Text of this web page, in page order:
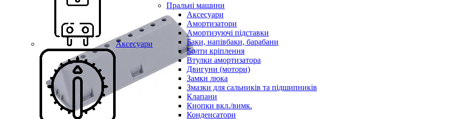
Пральні машини
Аксесуари
Амортизатори
Амортизуючі підставки
Баки, напівбаки, барабани
Болти кріплення
Втулки амортизатора
Двигуни (мотори)
Замки люка
Змазки для сальників та підшипників
Клапани
Кнопки вкл./вимк.
Конденсатори
Аксесуари